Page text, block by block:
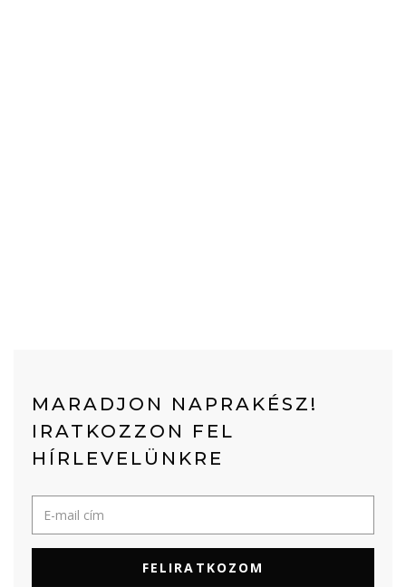
MARADJON NAPRAKÉSZ!
IRATKOZZON FEL
HÍRLEVELÜNKRE
FELIRATKOZOM